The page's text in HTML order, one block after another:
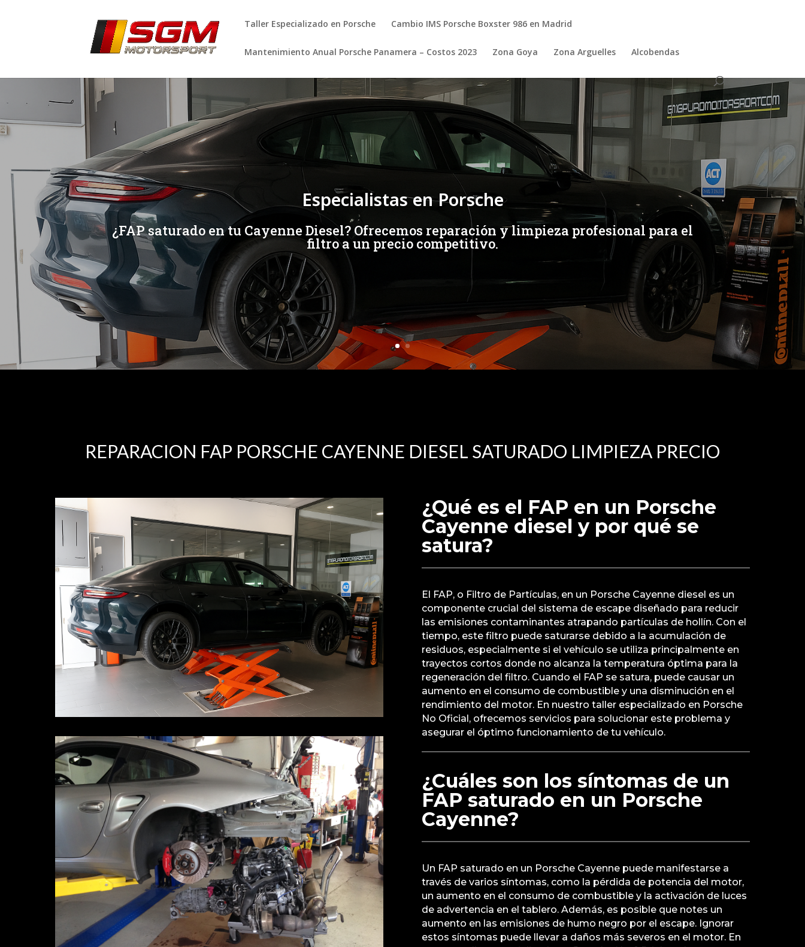
Taller Especializado en Porsche Cambio IMS Porsche Boxster 986 en Madrid
Mantenimiento Anual Porsche Panamera – Costos 2023 Zona Goya Zona Arguelles Alcobendas
Especialistas en Porsche
¿FAP saturado en tu Cayenne Diesel? Ofrecemos reparación y limpieza profesional para el
filtro a un precio competitivo.
[/et_pb_slide]
REPARACION FAP PORSCHE CAYENNE DIESEL SATURADO LIMPIEZA PRECIO
¿Qué es el FAP en un Porsche
Cayenne diesel y por qué se
satura?
El FAP, o Filtro de Partículas, en un Porsche Cayenne diesel es un
componente crucial del sistema de escape diseñado para reducir
las emisiones contaminantes atrapando partículas de hollín. Con el
tiempo, este filtro puede saturarse debido a la acumulación de
residuos, especialmente si el vehículo se utiliza principalmente en
trayectos cortos donde no alcanza la temperatura óptima para la
regeneración del filtro. Cuando el FAP se satura, puede causar un
aumento en el consumo de combustible y una disminución en el
rendimiento del motor. En nuestro taller especializado en Porsche
No Oficial, ofrecemos servicios para solucionar este problema y
asegurar el óptimo funcionamiento de tu vehículo.
¿Cuáles son los síntomas de un
FAP saturado en un Porsche
Cayenne?
Un FAP saturado en un Porsche Cayenne puede manifestarse a
través de varios síntomas, como la pérdida de potencia del motor,
un aumento en el consumo de combustible y la activación de luces
de advertencia en el tablero. Además, es posible que notes un
aumento en las emisiones de humo negro por el escape. Ignorar
estos síntomas puede llevar a daños más severos en el motor. En